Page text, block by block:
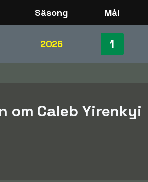
Säsong Mål
2026 1
om Caleb Yirenkyi